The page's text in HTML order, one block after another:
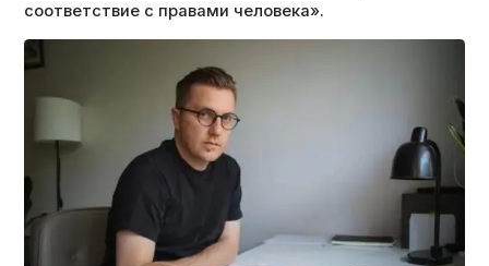
соответствие с правами человека».